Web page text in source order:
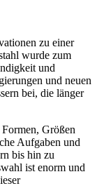
zu einer
wurde zum
und
und neuen
bei, die länger
Größen
Aufgaben und
bis hin zu
ist enorm und